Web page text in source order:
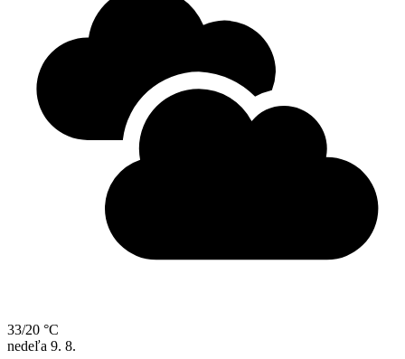
33/20 °C
nedeľa 9. 8.